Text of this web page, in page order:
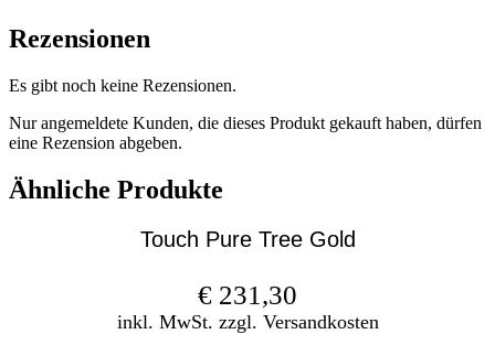
Rezensionen
Es gibt noch keine Rezensionen.
Nur angemeldete Kunden, die dieses Produkt gekauft haben, dürfen
eine Rezension abgeben.
Ähnliche Produkte
Touch Pure Tree Gold
€ 231,30
inkl. MwSt. zzgl. Versandkosten